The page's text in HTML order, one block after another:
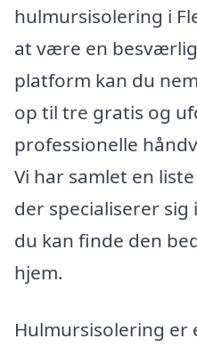
hulmursisolering i
at være en
platform kan du
op til tre gratis og
professionelle
Vi har samlet en
der specialiserer
du kan finde den
hjem.
Hulmursisolering er